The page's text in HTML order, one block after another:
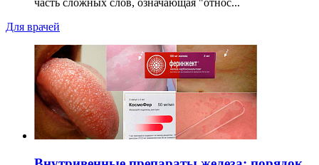
часть сложных слов, означающая "относ...
Для врачей